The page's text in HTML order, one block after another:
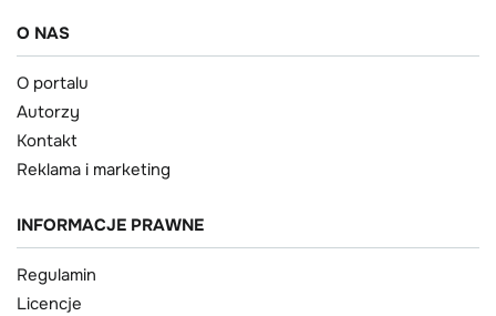
O NAS
O portalu
Autorzy
Kontakt
Reklama i marketing
INFORMACJE PRAWNE
Regulamin
Licencje